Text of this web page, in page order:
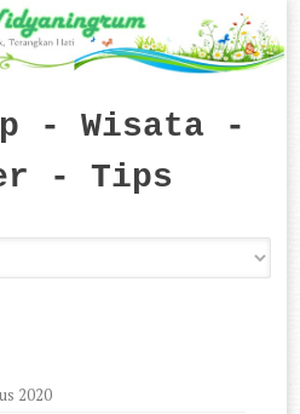
- Wisata -
- Tips
2020